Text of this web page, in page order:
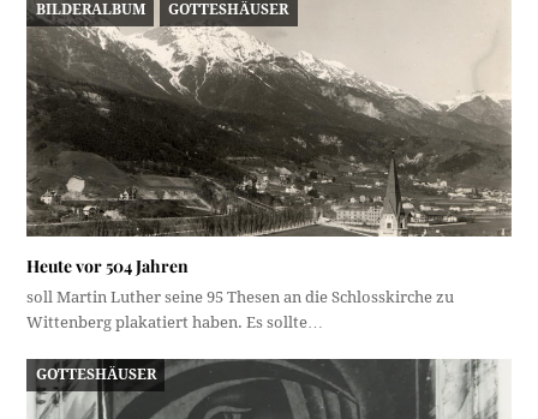
BILDERALBUM GOTTESHÄUSER
Heute vor 504 Jahren
soll Martin Luther seine 95 Thesen an die Schlosskirche zu
Wittenberg plakatiert haben. Es sollte…
GOTTESHÄUSER